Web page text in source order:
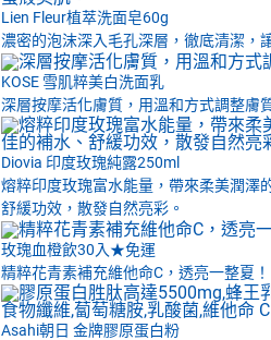
Lien Fleur植萃洗面皂60g
濃密的泡沫深入毛孔深層，徹底清潔，
KOSE 雪肌粹美白洗面乳
深層按摩活化膚質，用溫和方式調整膚
Diovia 印度玫瑰純露250ml
熔粹印度玫瑰富水能量，帶來柔美潤澤
舒緩功效，散發自然亮彩。
玫瑰血橙飲30入★免運
精粹花青素補充維他命C，透亮一整夏！
Asahi朝日 金牌膠原蛋白粉